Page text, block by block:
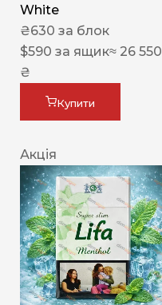
White
₴630 за блок
$590 за ящик≈ 26 550
₴
Купити
Акція